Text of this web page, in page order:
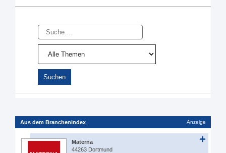
Suche
Aus dem Branchenindex Anzeige
Materna
44263 Dortmund